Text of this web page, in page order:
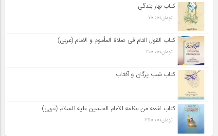
کتاب بهار بندگی
تومان70,000
کتاب القول التام فی صلاة المأموم و الامام (عربی)
تومان300,000
کتاب شب پرگان و آفتاب
کتاب اشعه من عظمه الامام الحسین علیه السلام (عربی)
تومان350,000